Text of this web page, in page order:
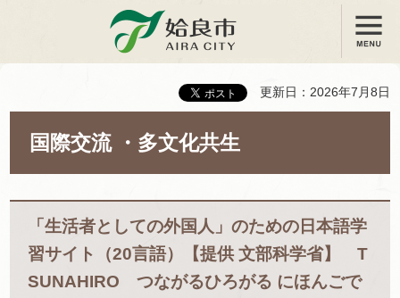
姶良市 メニュー
更新日：2026年7月8日
国際交流 ・多文化共生
「生活者としての外国人」のための日本語学
習サイト（20言語）【提供 文部科学省】 T
SUNAHIRO つながるひろがる にほんごで